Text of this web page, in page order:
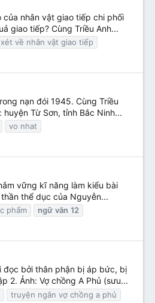
nhân vật giao tiếp chi phối
giao tiếp? Cùng Triều Anh...
về nhân vật giao tiếp
nạn đói 1945. Cùng Triều
Từ Sơn, tỉnh Bắc Ninh...
vo nhat
vững kĩ năng làm kiểu bài
thể dục của Nguyễn...
phẩm ngữ văn 12
đọc bởi thân phận bị áp bức, bị
2. Ảnh: Vợ chồng A Phủ (sưu...
truyện ngắn vợ chồng a phủ